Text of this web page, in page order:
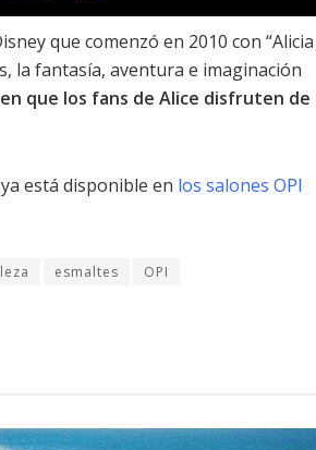
que comenzó en 2010 con “Alicia
la fantasía, aventura e imaginación
que los fans de Alice disfruten de
está disponible en los salones OPI
esmaltes
OPI